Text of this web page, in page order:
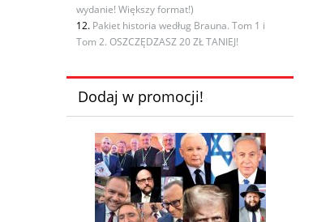
wydanie! Większy format!)
Pakiet historia według Brauna. Tom 1 i
Tom 2. OSZCZĘDZASZ 20 ZŁ TANIEJ!
Dodaj w promocji!